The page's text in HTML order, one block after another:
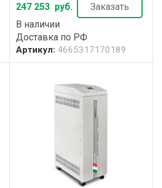
247 253 руб.
Заказать
В наличии
Доставка по РФ
Артикул: 4665317170189